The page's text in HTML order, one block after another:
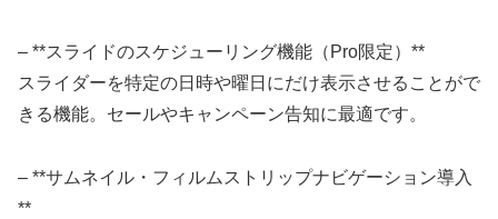
– **スライドのスケジューリング機能（Pro限定）**
スライダーを特定の日時や曜日にだけ表示させることがで
きる機能。セールやキャンペーン告知に最適です。
– **サムネイル・フィルムストリップナビゲーション導入
**